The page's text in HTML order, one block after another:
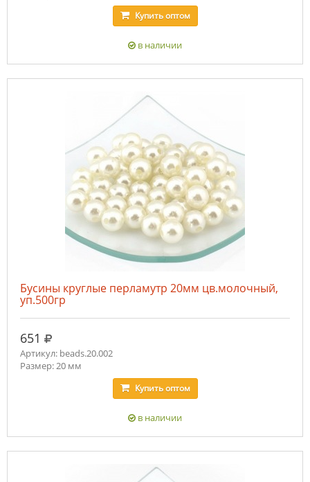
Купитьоптом
в наличии
Бусины круглые перламутр 20мм цв.молочный,
уп.500гр
651 руб.
Артикул: beads.20.002
Размер: 20 мм
Купитьоптом
в наличии